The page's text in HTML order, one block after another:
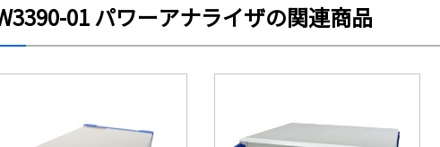
01 パワーアナライザの関連商品